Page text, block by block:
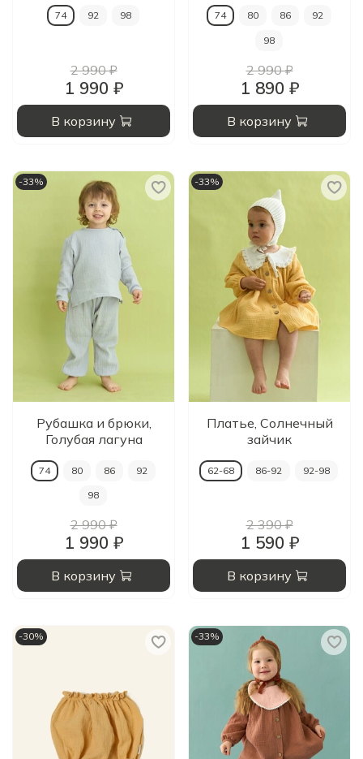
74 92 98
2 990 ₽
1 990 ₽
В корзину
74 80 86 92
98
2 990 ₽
1 890 ₽
В корзину
-33%
Рубашка и брюки,
Голубая лагуна
74 80 86 92
98
2 990 ₽
1 990 ₽
В корзину
-33%
Платье, Солнечный
зайчик
62-68 86-92 92-98
2 390 ₽
1 590 ₽
В корзину
-30% -33%